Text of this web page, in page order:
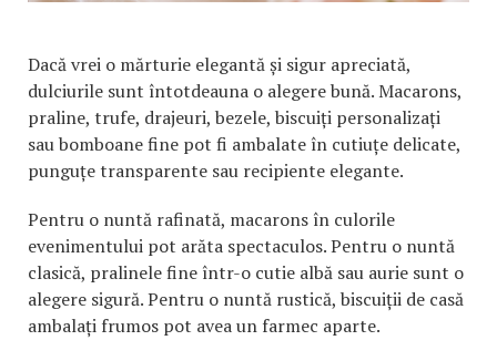
Dacă vrei o mărturie elegantă și sigur apreciată,
dulciurile sunt întotdeauna o alegere bună. Macarons,
praline, trufe, drajeuri, bezele, biscuiți personalizați
sau bomboane fine pot fi ambalate în cutiuțe delicate,
punguțe transparente sau recipiente elegante.
Pentru o nuntă rafinată, macarons în culorile
evenimentului pot arăta spectaculos. Pentru o nuntă
clasică, pralinele fine într-o cutie albă sau aurie sunt o
alegere sigură. Pentru o nuntă rustică, biscuiții de casă
ambalați frumos pot avea un farmec aparte.